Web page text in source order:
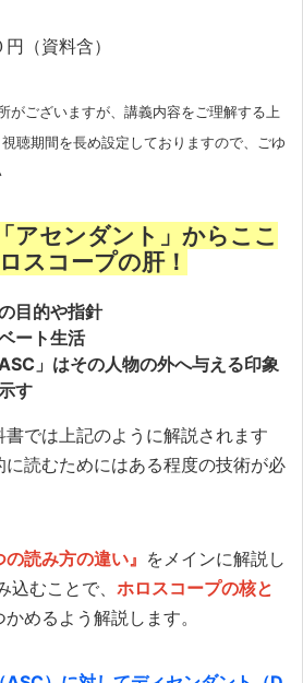
（資料含）
がございますが、講義内容をご理解する上
聴期間を長め設定しておりますので、ごゆ
アセンダント」からここ
スコープの肝！
目的や指針
ート生活
」はその人物の外へ与える印象
す
では上記のように解説されます
読むためにはある程度の技術が必
の読み方の違い』 をメインに解説し
むことで、 ホロスコープの核と
めるよう解説します。